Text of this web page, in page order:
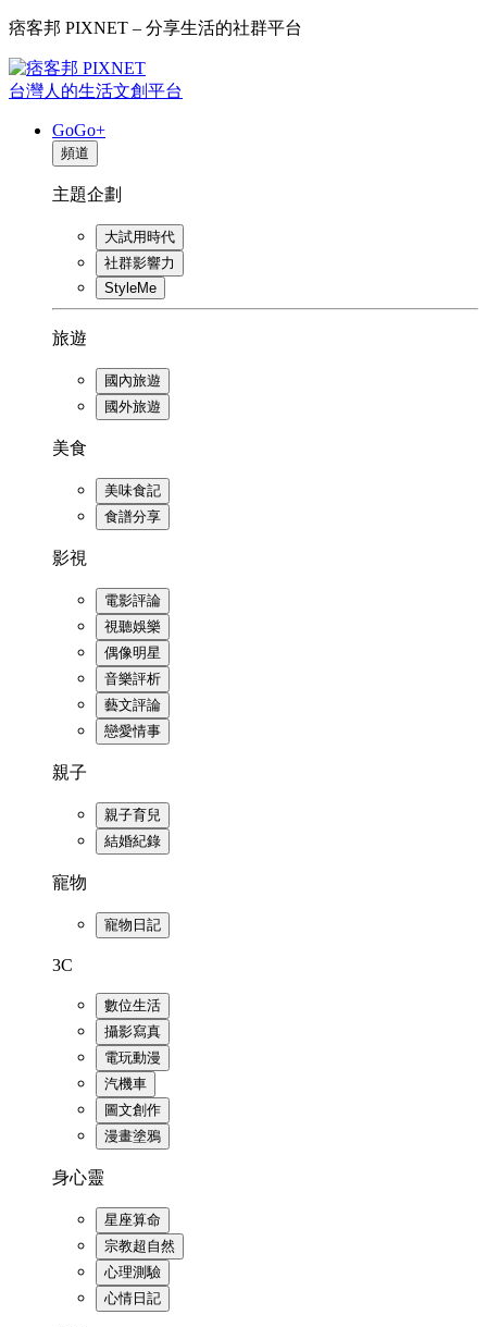
痞客邦 PIXNET – 分享生活的社群平台
台灣人的生活文創平台
GoGo+
頻道
主題企劃
大試用時代
社群影響力
StyleMe
旅遊
國內旅遊
國外旅遊
美食
美味食記
食譜分享
影視
電影評論
視聽娛樂
偶像明星
音樂評析
藝文評論
戀愛情事
親子
親子育兒
結婚紀錄
寵物
寵物日記
3C
數位生活
攝影寫真
電玩動漫
汽機車
圖文創作
漫畫塗鴉
身心靈
星座算命
宗教超自然
心理測驗
心情日記